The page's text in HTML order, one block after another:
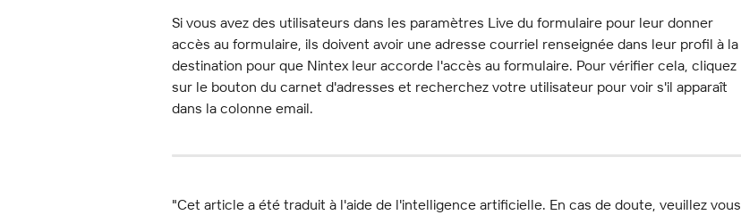
Si vous avez des utilisateurs dans les paramètres Live du formulaire pour leur donner
accès au formulaire, ils doivent avoir une adresse courriel renseignée dans leur profil à la
destination pour que Nintex leur accorde l'accès au formulaire. Pour vérifier cela, cliquez
sur le bouton du carnet d'adresses et recherchez votre utilisateur pour voir s'il apparaît
dans la colonne email.
"Cet article a été traduit à l'aide de l'intelligence artificielle. En cas de doute, veuillez vous